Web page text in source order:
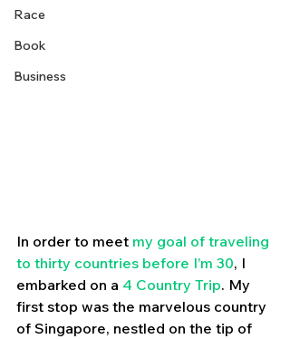
Race
Book
Business
In order to meet my goal of traveling
to thirty countries before I’m 30, I
embarked on a 4 Country Trip. My
first stop was the marvelous country
of Singapore, nestled on the tip of